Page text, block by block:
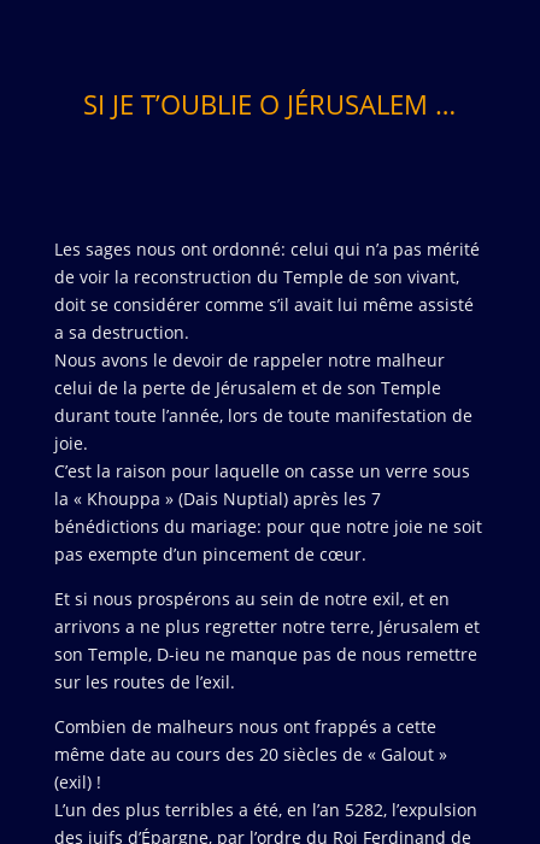
SI JE T’OUBLIE O JÉRUSALEM …
Les sages nous ont ordonné: celui qui n’a pas mérité
de voir la reconstruction du Temple de son vivant,
doit se considérer comme s’il avait lui même assisté
a sa destruction.
Nous avons le devoir de rappeler notre malheur
celui de la perte de Jérusalem et de son Temple
durant toute l’année, lors de toute manifestation de
joie.
C’est la raison pour laquelle on casse un verre sous
la « Khouppa » (Dais Nuptial) après les 7
bénédictions du mariage: pour que notre joie ne soit
pas exempte d’un pincement de cœur.
Et si nous prospérons au sein de notre exil, et en
arrivons a ne plus regretter notre terre, Jérusalem et
son Temple, D-ieu ne manque pas de nous remettre
sur les routes de l’exil.
Combien de malheurs nous ont frappés a cette
même date au cours des 20 siècles de « Galout »
(exil) !
L’un des plus terribles a été, en l’an 5282, l’expulsion
des juifs d’Épargne, par l’ordre du Roi Ferdinand de